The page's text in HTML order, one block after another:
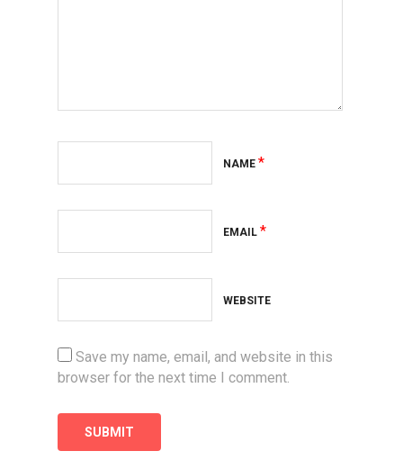
NAME *
EMAIL *
WEBSITE
Save my name, email, and website in this
browser for the next time I comment.